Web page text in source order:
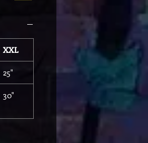
XXL
25"
30"